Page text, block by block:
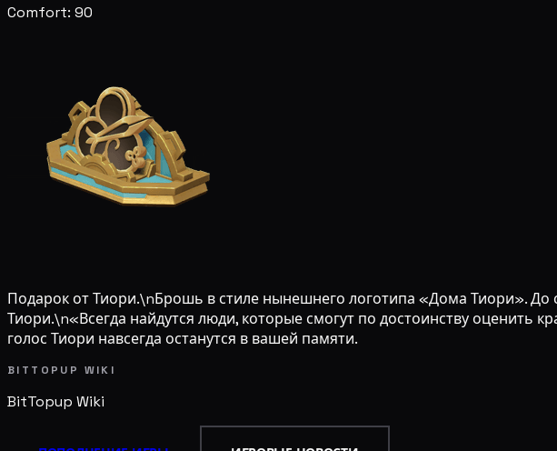
Comfort: 90
Подарок от Тиори.\nБрошь в стиле нынешнего логотипа «Дома Тиори». До
Тиори.\n«Всегда найдутся люди, которые смогут по достоинству оценить
голос Тиори навсегда останутся в вашей памяти.
BITTOPUP WIKI
BitTopup Wiki